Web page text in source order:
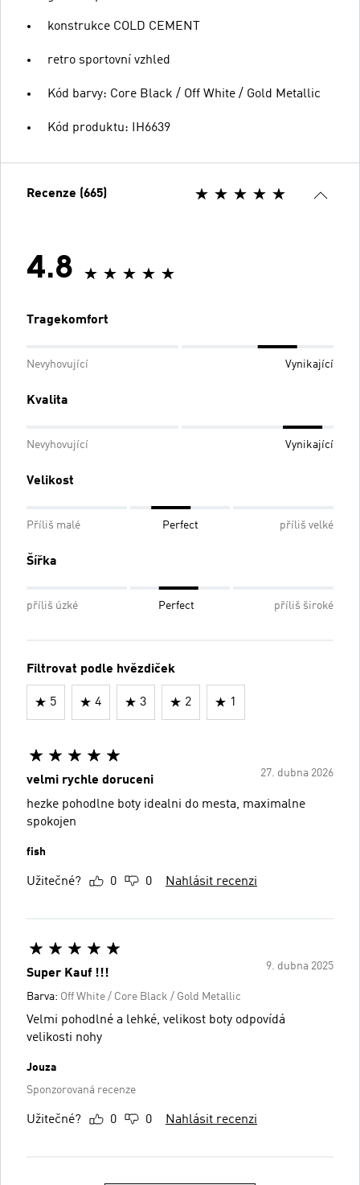
konstrukce COLD CEMENT
retro sportovní vzhled
Kód barvy: Core Black / Off White / Gold Metallic
Kód produktu: IH6639
Recenze (665)
4.8
Tragekomfort
Nevyhovující Vynikající
Kvalita
Nevyhovující Vynikající
Velikost
Příliš malé Perfect příliš velké
Šířka
příliš úzké Perfect příliš široké
Filtrovat podle hvězdiček
5 4 3 2 1
27. dubna 2026
velmi rychle doruceni
hezke pohodlne boty idealni do mesta, maximalne
spokojen
fish
Užitečné? 0 0 Nahlásit recenzi
9. dubna 2025
Super Kauf !!!
Barva: Off White / Core Black / Gold Metallic
Velmi pohodlné a lehké, velikost boty odpovídá
velikosti nohy
Jouza
Sponzorovaná recenze
Užitečné? 0 0 Nahlásit recenzi